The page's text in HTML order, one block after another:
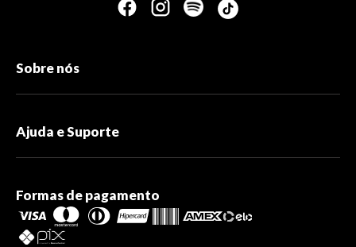
Sobre nós
Ajuda e Suporte
Formas de pagamento